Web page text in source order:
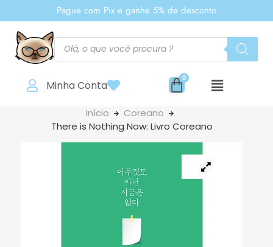
Pague com Pix e ganhe 5% de desconto
Minha Conta
Início
Coreano
There is Nothing Now: Livro Coreano